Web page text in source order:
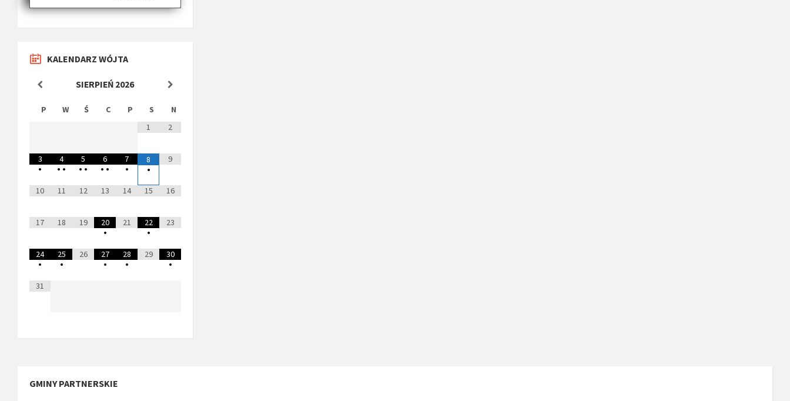
KALENDARZ WÓJTA
SIERPIEŃ 2026
P W Ś C P S
N
1
2
3
•
4
• •
5
• •
6
• •
7
•
8
•
9
10 11 12 13 14 15 16
17 18 19
20
•
21
22
•
23
24
•
25
•
26
27
•
28
•
29
30
•
31
GMINY PARTNERSKIE